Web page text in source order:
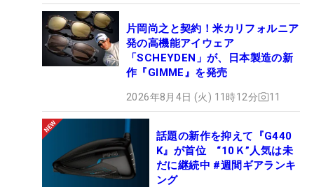
片岡尚之と契約！米カリフォルニア
発の高機能アイウェア
「SCHEYDEN」が、日本製造の新
作『GIMME』を発売
2026年8月4日 (火) 11時12分 11
話題の新作を抑えて『G440
K』が首位 “10Ｋ”人気は未
だに継続中 #週間ギアランキ
ング